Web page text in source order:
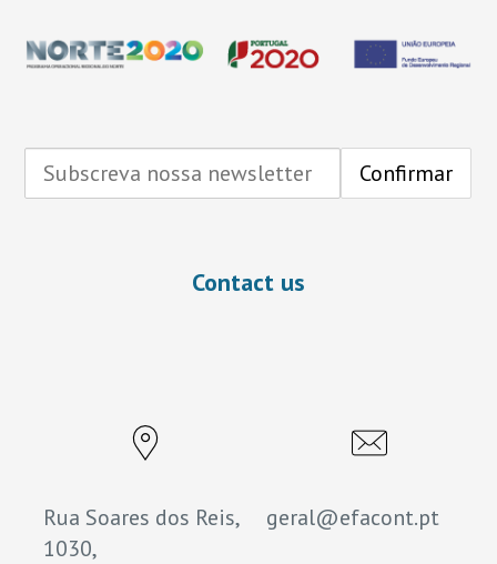
Contact us
Rua Soares dos Reis,
1030,
geral@efacont.pt